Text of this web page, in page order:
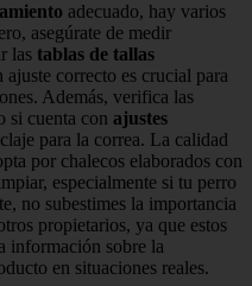
adecuado, hay varios
asegúrate de medir
las tablas de tallas
correcto es crucial para
Además, verifica las
si cuenta con ajustes
para la correa. La calidad
por chalecos elaborados con
especialmente si tu perro
no subestimes la importancia
propietarios, ya que estos
información sobre la
en situaciones reales.